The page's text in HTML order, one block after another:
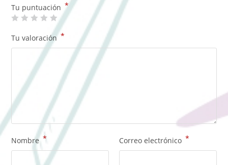
Tu puntuación *
Tu valoración *
Nombre * Correo electrónico *